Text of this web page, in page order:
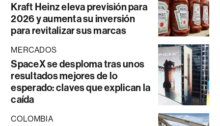
Kraft Heinz eleva previsión para
2026 y aumenta su inversión
para revitalizar sus marcas
MERCADOS
SpaceX se desploma tras unos
resultados mejores de lo
esperado: claves que explican la
caída
COLOMBIA